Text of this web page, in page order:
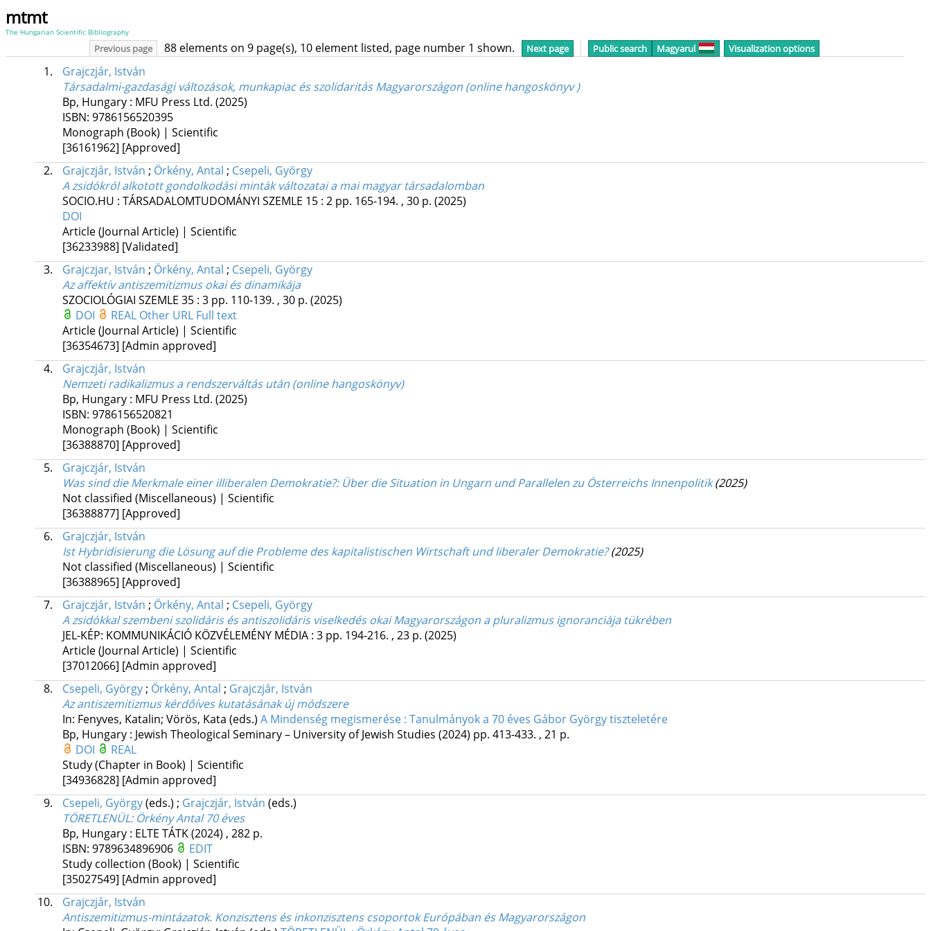
mtmt
The Hungarian Scientific Bibliography
Previous page 88 elements on 9 page(s), 10 element listed, page number 1 shown. Next page Public search Magyarul Visualization options
1.
Grajczjár, István
Társadalmi-gazdasági változások, munkapiac és szolidaritás Magyarországon (online hangoskönyv )
Bp, Hungary : MFU Press Ltd. (2025)
ISBN: 9786156520395
Monograph (Book) | Scientific
[36161962] [Approved]
2.
Grajczjár, István ; Örkény, Antal ; Csepeli, György
A zsidókról alkotott gondolkodási minták változatai a mai magyar társadalomban
SOCIO.HU : TÁRSADALOMTUDOMÁNYI SZEMLE 15: 2 pp. 165-194. , 30 p. (2025)
DOI
Article (Journal Article) | Scientific
[36233988] [Validated]
3.
Grajczjar, István ; Örkény, Antal ; Csepeli, György
Az affektív antiszemitizmus okai és dinamikája
SZOCIOLÓGIAI SZEMLE 35: 3 pp. 110-139. , 30 p. (2025)
DOI
REAL Other URL Full text
Article (Journal Article) | Scientific
[36354673] [Admin approved]
4.
Grajczjár, István
Nemzeti radikalizmus a rendszerváltás után (online hangoskönyv)
Bp, Hungary : MFU Press Ltd. (2025)
ISBN: 9786156520821
Monograph (Book) | Scientific
[36388870] [Approved]
5.
Grajczjár, István
Was sind die Merkmale einer illiberalen Demokratie?: Über die Situation in Ungarn und Parallelen zu Österreichs Innenpolitik (2025)
Not classified (Miscellaneous) | Scientific
[36388877] [Approved]
6.
Grajczjár, István
Ist Hybridisierung die Lösung auf die Probleme des kapitalistischen Wirtschaft und liberaler Demokratie? (2025)
Not classified (Miscellaneous) | Scientific
[36388965] [Approved]
7.
Grajczjár, István ; Örkény, Antal ; Csepeli, György
A zsidókkal szembeni szolidáris és antiszolidáris viselkedés okai Magyarországon a pluralizmus ignoranciája tükrében
JEL-KÉP: KOMMUNIKÁCIÓ KÖZVÉLEMÉNY MÉDIA : 3 pp. 194-216. , 23 p. (2025)
Article (Journal Article) | Scientific
[37012066] [Admin approved]
8.
Csepeli, György; Örkény, Antal ; Grajczjár, István
Az antiszemitizmus kérdőíves kutatásának új módszere
In: Fenyves, Katalin; Vörös, Kata (eds.) A Mindenség megismerése : Tanulmányok a 70 éves Gábor György tiszteletére
Bp, Hungary : Jewish Theological Seminary – University of Jewish Studies (2024) pp. 413-433. , 21 p.
DOI
REAL
Study (Chapter in Book) | Scientific
[34936828] [Admin approved]
9.
Csepeli, György(eds.) ; Grajczjár, István (eds.)
TÖRETLENÜL: Örkény Antal 70 éves
Bp, Hungary : ELTE TÁTK(2024) , 282 p.
ISBN: 9789634896906
EDIT
Study collection (Book) | Scientific
[35027549] [Admin approved]
10.
Grajczjár, István
Antiszemitizmus-mintázatok. Konzisztens és inkonzisztens csoportok Európában és Magyarországon